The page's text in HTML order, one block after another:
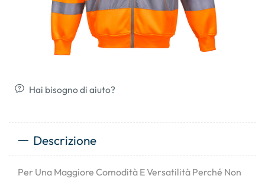
Hai bisogno di aiuto?
Descrizione
Per Una Maggiore Comodità E Versatilità Perché Non